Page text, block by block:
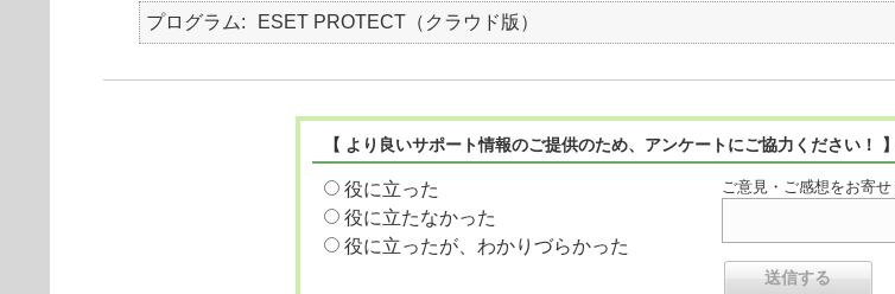
プログラム ESET PROTECT（クラウド版）
【 より良いサポート情報のご提供のため、アンケートにご協力ください！
役に立った
役に立たなかった
役に立ったが、わかりづらかった
ご意見・ご感想をお寄せ